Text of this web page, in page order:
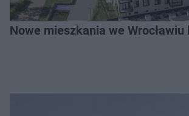
Nowe mieszkania we